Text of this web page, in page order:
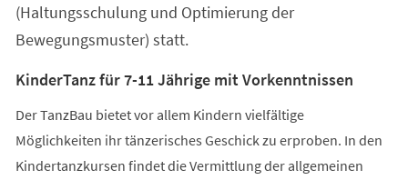
(Haltungsschulung und Optimierung der
Bewegungsmuster) statt.
KinderTanz für 7-11 Jährige mit Vorkenntnissen
Der TanzBau bietet vor allem Kindern vielfältige
Möglichkeiten ihr tänzerisches Geschick zu erproben. In den
Kindertanzkursen findet die Vermittlung der allgemeinen